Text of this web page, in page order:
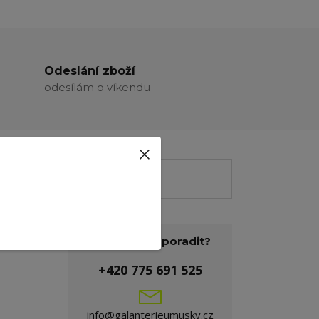
Odeslání zboží
odesílám o víkendu
Potřebujete poradit?
+420 775 691 525
info@galanterieumusky.cz